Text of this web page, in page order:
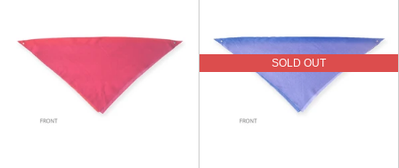
SOLD OUT